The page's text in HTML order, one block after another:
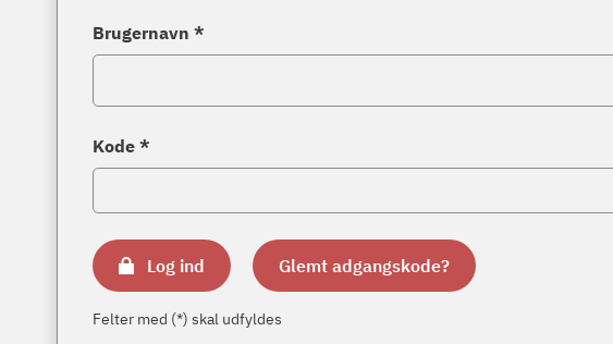
Brugernavn *
Kode *
Log ind Glemt adgangskode?
Felter med (*) skal udfyldes